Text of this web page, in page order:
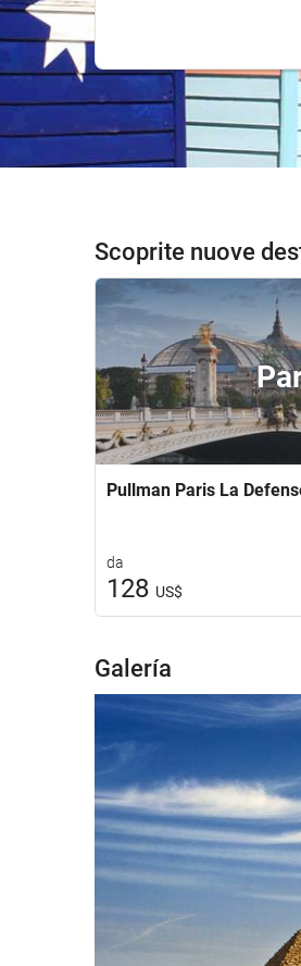
Scoprite nuove
Pullman Paris La
da
128 US$
Galería